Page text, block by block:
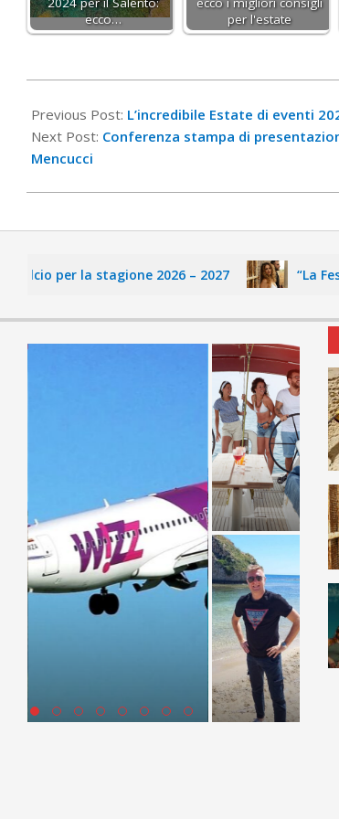
ecco…
per l'estate
05-
16
Previous Post: L’incredibile Estate di eventi
Next Post: Conferenza stampa di
Mencucci
per la stagione 2026 – 2027 “La Festa